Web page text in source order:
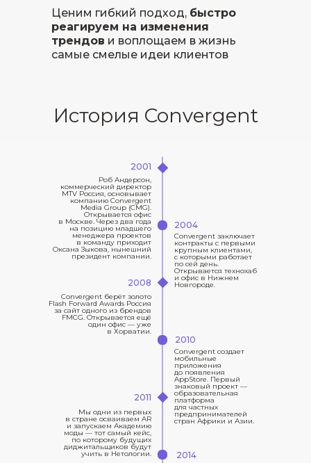
Ценим гибкий подход, быстро
реагируем на изменения
трендов и воплощаем в жизнь
самые смелые идеи клиентов
История Convergent
Роб Андерсон,
коммерческий директор
MTV Россия, основывает
компанию Convergent
Media Group (CMG).
Открывается офис
в Москве. Через два года
на позицию младшего
менеджера проектов
в команду приходит
Оксана Зыкова, нынешний
президент компании.
Convergent создает
мобильные
приложения
до появления
AppStore. Первый
знаковый проект —
образовательная
платформа
для частных
предпринимателей
стран Африки и Азии.
Convergent берёт золото
Flash Forward Awards Россия
за сайт одного из брендов
FMCG. Открывается ещё
один офис — уже
в Хорватии.
Convergent заключает
контракты с первыми
крупным клиентами,
с которыми работает
по сей день.
Открывается технохаб
и офис в Нижнем
Новгороде.
Мы одни из первых
в стране осваиваем AR
и запускаем Академию
моды — тот самый кейс,
по которому будущих
диджитальщиков будут
учить в Нетологии.
2001
2010
2008
2004
2011
2014